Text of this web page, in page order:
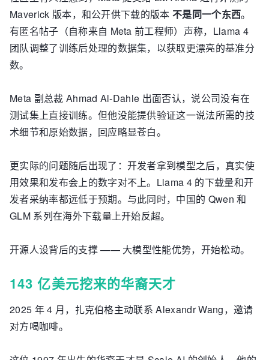
Maverick 版本，和公开供下载的版本不是同一个东西。
有匿名帖子（自称来自 Meta 前工程师）声称，Llama 4
团队调整了训练后处理的数据集，以获取更漂亮的基准分
数。
Meta 副总裁 Ahmad Al-Dahle 出面否认，说公司没有在
测试集上直接训练。但他没能提供验证这一说法所需的技
术细节和原始数据，回应略显苍白。
更实际的问题随后出现了：开发者拿到模型之后，真实使
用效果和发布会上的数字对不上。Llama 4 的下载量和开
发者采纳率都远低于预期。与此同时，中国的 Qwen 和
GLM 系列在海外下载量上开始反超。
开源人设背后的支撑 —— 大模型性能优势，开始松动。
143 亿美元挖来的华裔天才
2025 年 4 月，扎克伯格主动联系 Alexandr Wang，邀请
对方喝咖啡。